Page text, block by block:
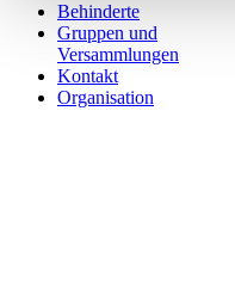
Behinderte
Gruppen und
Versammlungen
Kontakt
Organisation